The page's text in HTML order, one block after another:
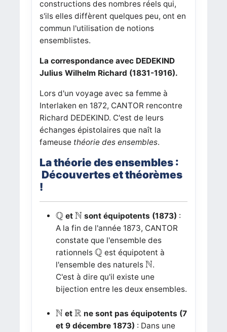
constructions des nombres réels qui,
s'ils elles diffèrent quelques peu, ont en
commun l'utilisation de notions
ensemblistes.
La correspondance avec DEDEKIND
Julius Wilhelm Richard (1831-1916).
Lors d'un voyage avec sa femme à
Interlaken en 1872, CANTOR rencontre
Richard DEDEKIND. C'est de leurs
échanges épistolaires que naît la
fameuse théorie des ensembles.
La théorie des ensembles :
Découvertes et théorèmes
!
Q
Q et N
Nsont équipotents (1873) :
A la fin de l'année 1873, CANTOR
constate que l'ensemble des
rationnels Q
Q est équipotent à
l'ensemble des naturels N
N.
C'est à dire qu'il existe une
bijection entre les deux ensembles.
N
Net R
R ne sont pas équipotents (7
et 9 décembre 1873) : Dans une